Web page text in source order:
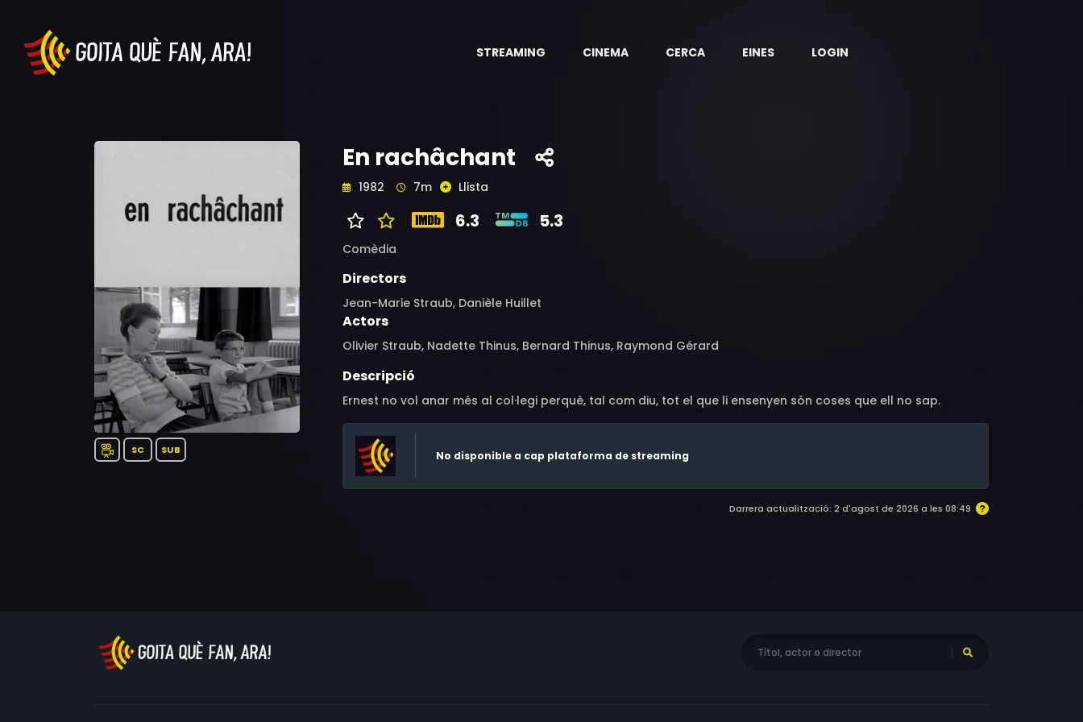
STREAMING CINEMA CERCA EINES LOGIN
SC SUB
En rachâchant
1982 7m Llista
6.3 5.3
Comèdia
Directors
Jean-Marie Straub, Danièle Huillet
Actors
Olivier Straub, Nadette Thinus, Bernard Thinus, Raymond Gérard
Descripció
Ernest no vol anar més al col·legi perquè, tal com diu, tot el que li ensenyen són coses que ell no sap.
No disponible a cap plataforma de streaming
Darrera actualització: 2 d'agost de 2026 a les 08:49